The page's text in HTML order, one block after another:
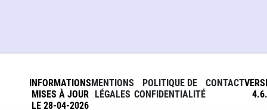
INFORMATIONS
MISES À JOUR
LE 28-04-2026
MENTIONS
LÉGALES
POLITIQUE DE
CONFIDENTIALITÉ
CONTACT